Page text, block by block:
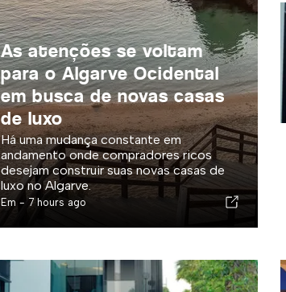
As atenções se voltam
para o Algarve Ocidental
em busca de novas casas
de luxo
Há uma mudança constante em
andamento onde compradores ricos
desejam construir suas novas casas de
luxo no Algarve.
Em - 7 hours ago